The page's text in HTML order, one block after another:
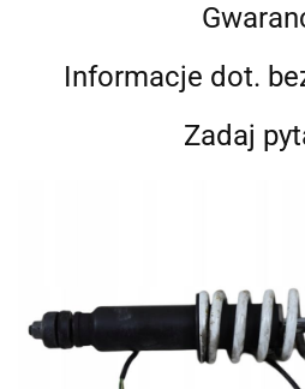
Informacje dot.
Zadaj